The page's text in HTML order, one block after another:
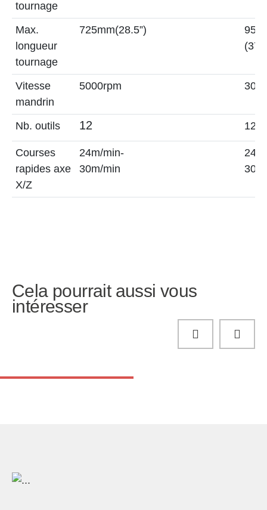
tournage
Max.
longueur
tournage
725mm(28.5”)
955
Vitesse
mandrin
5000rpm 30-
Nb. outils 12 12
Courses
rapides axe
X/Z
24m/min-
30m/min
Cela pourrait aussi vous
intéresser